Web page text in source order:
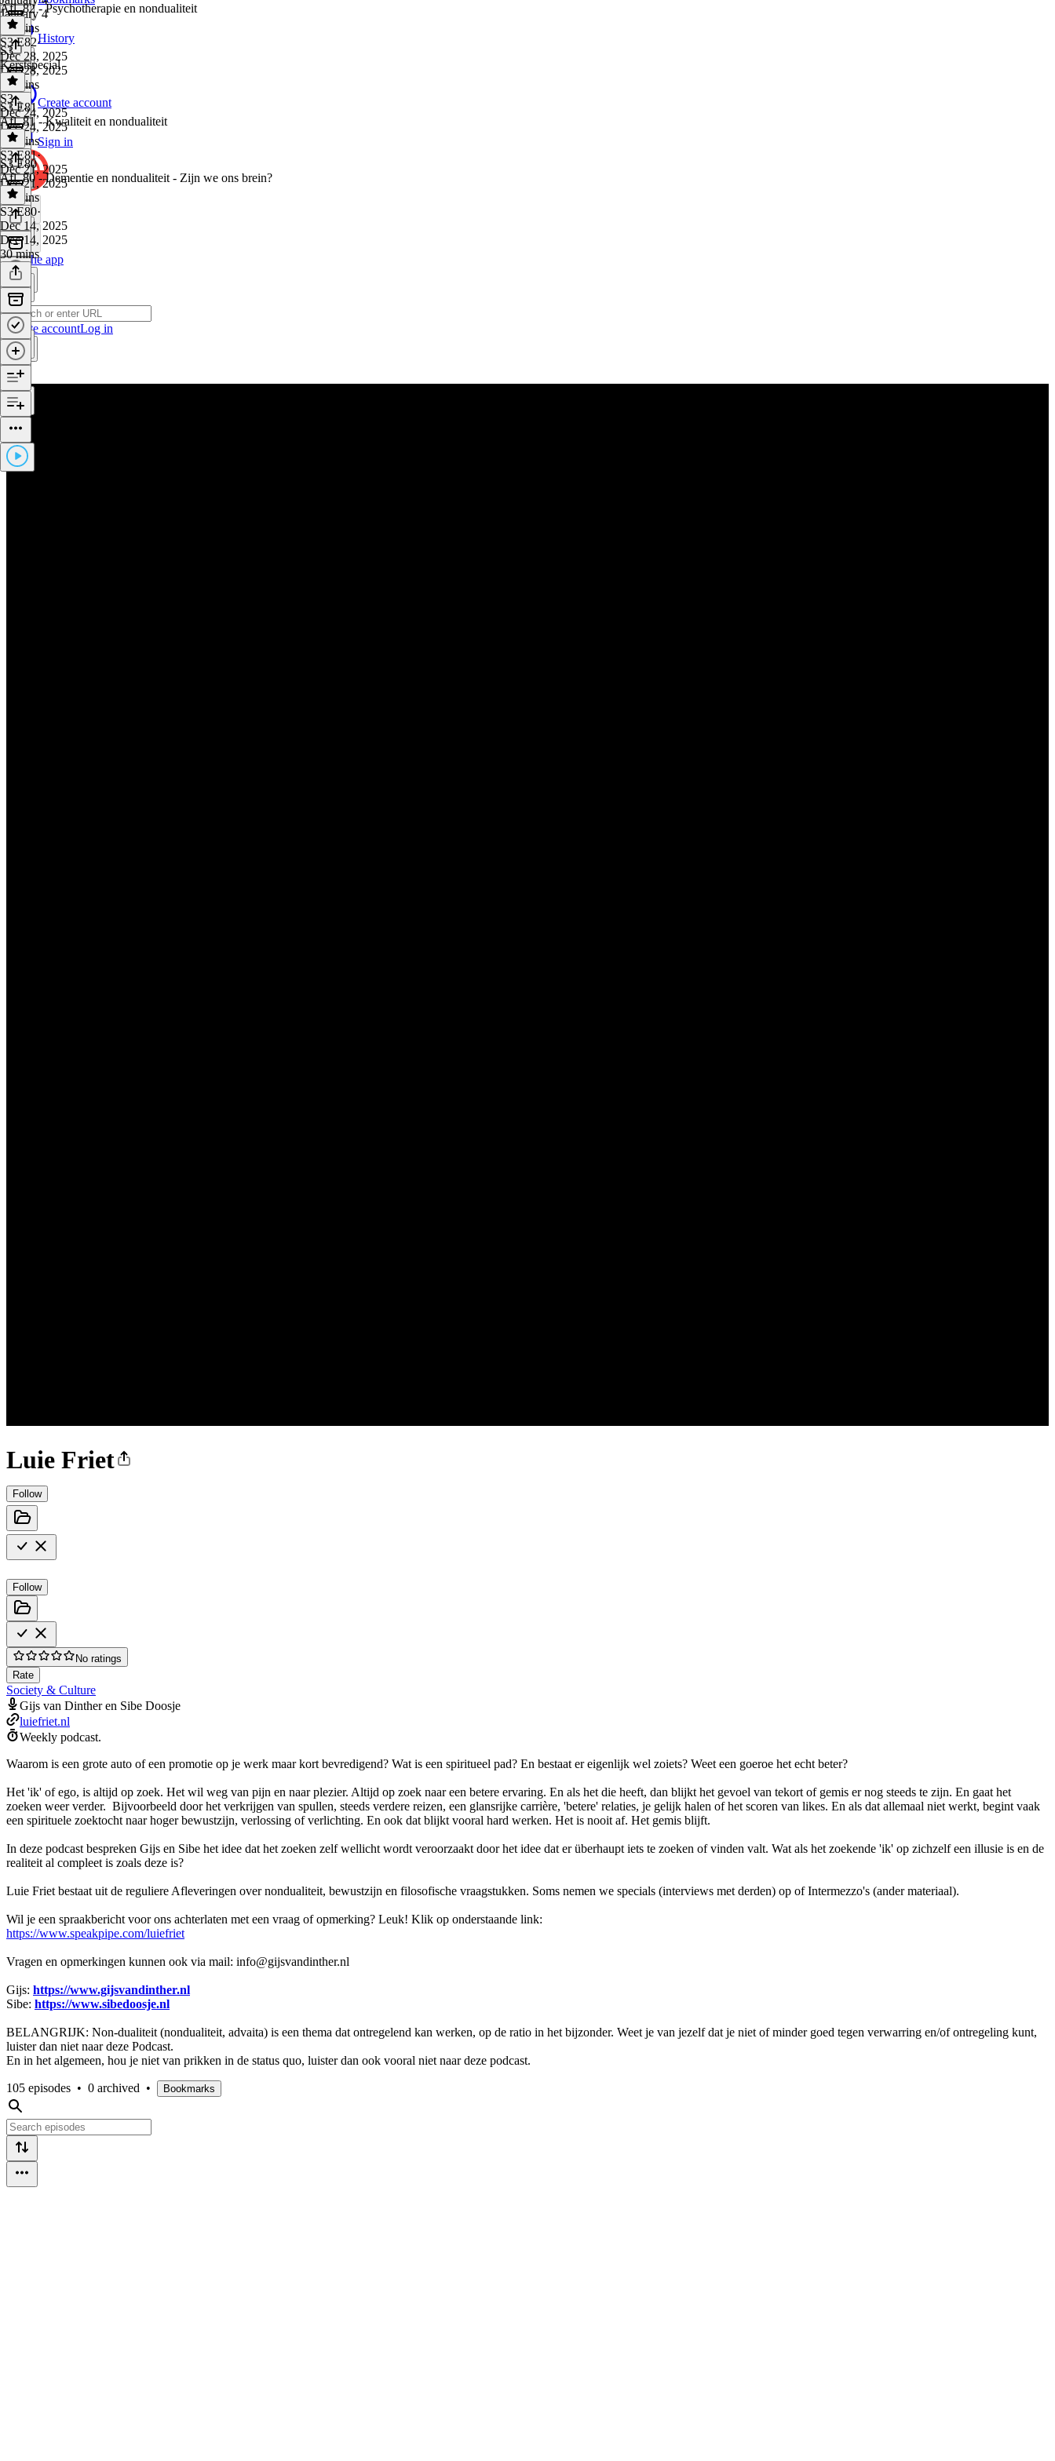
History
Create account
Sign in
Get the app
Create accountLog in
Luie Friet
Follow
Follow
No ratings
Rate
Society & Culture
Gijs van Dinther en Sibe Doosje
luiefriet.nl
Weekly podcast.
Waarom is een grote auto of een promotie op je werk maar kort bevredigend? Wat is een spiritueel pad? En bestaat er eigenlijk wel zoiets? Weet een goeroe het echt beter?
Het 'ik' of ego, is altijd op zoek. Het wil weg van pijn en naar plezier. Altijd op zoek naar een betere ervaring. En als het die heeft, dan blijkt het gevoel van tekort of gemis er nog steeds te zijn. En gaat het
zoeken weer verder. Bijvoorbeeld door het verkrijgen van spullen, steeds verdere reizen, een glansrijke carrière, 'betere' relaties, je gelijk halen of het scoren van likes. En als dat allemaal niet werkt, begint vaak
een spirituele zoektocht naar hoger bewustzijn, verlossing of verlichting. En ook dat blijkt vooral hard werken. Het is nooit af. Het gemis blijft.
In deze podcast bespreken Gijs en Sibe het idee dat het zoeken zelf wellicht wordt veroorzaakt door het idee dat er überhaupt iets te zoeken of vinden valt. Wat als het zoekende 'ik' op zichzelf een illusie is en de
realiteit al compleet is zoals deze is?
Luie Friet bestaat uit de reguliere Afleveringen over nondualiteit, bewustzijn en filosofische vraagstukken. Soms nemen we specials (interviews met derden) op of Intermezzo's (ander materiaal).
Wil je een spraakbericht voor ons achterlaten met een vraag of opmerking? Leuk! Klik op onderstaande link:
https://www.speakpipe.com/luiefriet
Vragen en opmerkingen kunnen ook via mail: info@gijsvandinther.nl
Gijs: https://www.gijsvandinther.nl
Sibe: https://www.sibedoosje.nl
BELANGRIJK: Non-dualiteit (nondualiteit, advaita) is een thema dat ontregelend kan werken, op de ratio in het bijzonder. Weet je van jezelf dat je niet of minder goed tegen verwarring en/of ontregeling kunt,
luister dan niet naar deze Podcast.
En in het algemeen, hou je niet van prikken in de status quo, luister dan ook vooral niet naar deze podcast.
105 episodes • 0 archived • Bookmarks
January 4
32 mins
Afl. 82 - Psychotherapie en nondualiteit
S3 E82·
Dec 28, 2025
Dec 28, 2025
48 mins
S3
Kerstspecial
S3·
Dec 24, 2025
Dec 24, 2025
39 mins
S3 E81
Afl. 81 - Kwaliteit en nondualiteit
S3 E81·
Dec 21, 2025
Dec 21, 2025
30 mins
S3 E80
Afl. 80 - Dementie en nondualiteit - Zijn we ons brein?
S3 E80·
Dec 14, 2025
Dec 14, 2025
30 mins